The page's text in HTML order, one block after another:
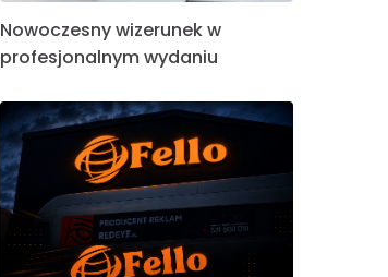
Nowoczesny wizerunek w
profesjonalnym wydaniu